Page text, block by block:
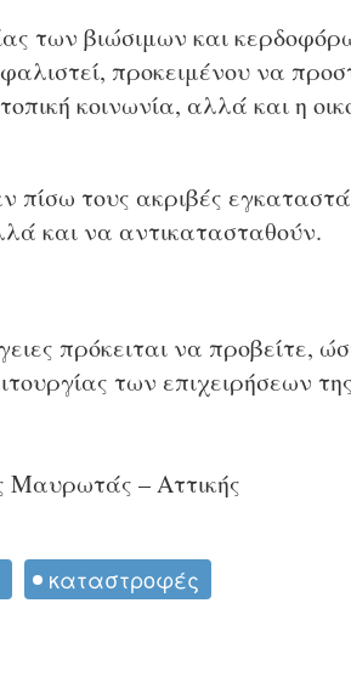
των βιώσιμων και
προκειμένου να
κοινωνία, αλλά και η
πίσω τους ακριβές
και να αντικατασταθούν.
πρόκειται να προβείτε,
των επιχειρήσεων
Μαυρωτάς – Αττικής
καταστροφές